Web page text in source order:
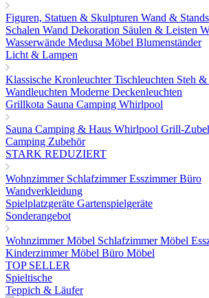
Figuren, Statuen & Skulpturen Wand &
Schalen Wand Dekoration Säulen & Leisten
Wasserwände Medusa Möbel Blumenständer
Licht & Lampen
Klassische KronleuchterTischleuchten Steh &
Wandleuchten Moderne Deckenleuchten
Grillkota Sauna Camping Whirlpool
Sauna Camping & Haus Whirlpool Grill-
Camping Zubehör
STARK REDUZIERT
Wohnzimmer SchlafzimmerEsszimmerBüro
Wandverkleidung
Spielplatzgeräte Gartenspielgeräte
Sonderangebot
Wohnzimmer Möbel Schlafzimmer Möbel
Kinderzimmer Möbel Büro Möbel
TOP SELLER
Spieltische
Teppich & Läufer